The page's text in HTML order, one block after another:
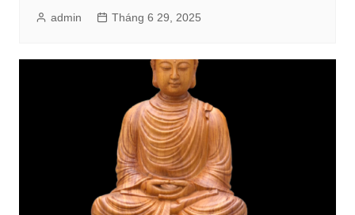
admin Tháng 6 29, 2025